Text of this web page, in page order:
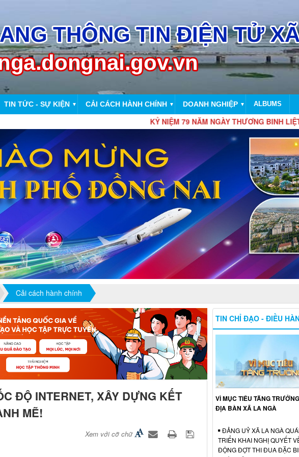
TIN TỨC - SỰ KIỆN ▼ CẢI CÁCH HÀNH CHÍNH ▼ DOANH NGHIỆP ▼ ALBUMS
KỶ NIỆM 79 NĂM NGÀY THƯƠNG BINH LIỆT SĨ 27/7/
Cải cách hành chính
ĐỘ INTERNET, XÂY DỰNG KẾT
MẼ!
Xem với cỡ chữ
TIN CHỈ ĐẠO - ĐIỀU
VÌ MỤC TIÊU TĂNG
ĐỊA BÀN XÃ LA NGÀ
ĐẢNG UỶ XÃ LA NGÀ
TRIỂN KHAI NGHỊ QUYẾT
ĐỘNG ĐỢT THI ĐUA ĐẶC